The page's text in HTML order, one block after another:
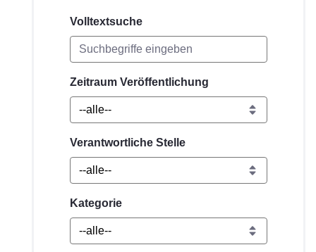
Volltextsuche
Zeitraum Veröffentlichung
Verantwortliche Stelle
Kategorie